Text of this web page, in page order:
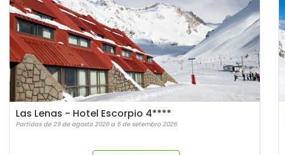
Las Lenas - Hotel Escorpio 4****
Partidas de 29 de agosto 2026 a 5 de setembro 2026